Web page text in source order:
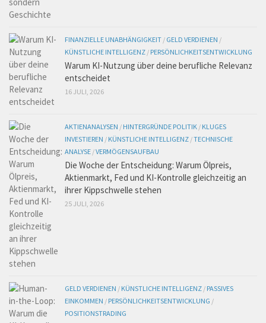
FINANZIELLE UNABHÄNGIGKEIT / GELD VERDIENEN /
KÜNSTLICHE INTELLIGENZ / PERSÖNLICHKEITSENTWICKLUNG
Warum KI-Nutzung über deine berufliche Relevanz
entscheidet
16 JULI, 2026
AKTIENANALYSEN / HINTERGRÜNDE POLITIK / KLUGES
INVESTIEREN / KÜNSTLICHE INTELLIGENZ /TECHNISCHE
ANALYSE /VERMÖGENSAUFBAU
Die Woche der Entscheidung: Warum Ölpreis,
Aktienmarkt, Fed und KI-Kontrolle gleichzeitig an
ihrer Kippschwelle stehen
25 JULI, 2026
GELD VERDIENEN / KÜNSTLICHE INTELLIGENZ / PASSIVES
EINKOMMEN / PERSÖNLICHKEITSENTWICKLUNG /
POSITIONSTRADING